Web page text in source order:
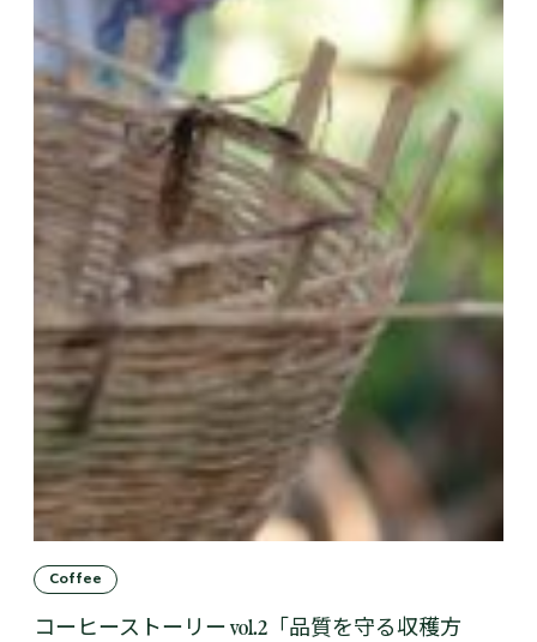
Coffee
コーヒーストーリー vol.2「品質を守る収穫方